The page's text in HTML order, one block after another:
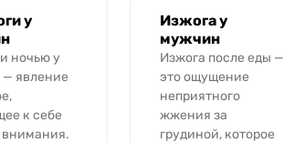
у
ночью у
явление
к себе
внимания.
Изжога у
мужчин
Изжога после еды —
это ощущение
неприятного
жжения за
грудиной, которое